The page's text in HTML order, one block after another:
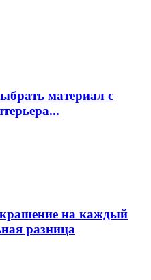
материал с
на каждый
разница